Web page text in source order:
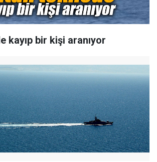
kayıp bir kişi aranıyor